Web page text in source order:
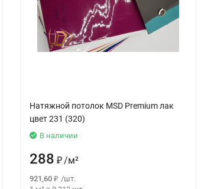
Натяжной потолок MSD Premium лак
цвет 231 (320)
В наличии
288 ₽ /м²
921,60 ₽ /шт.